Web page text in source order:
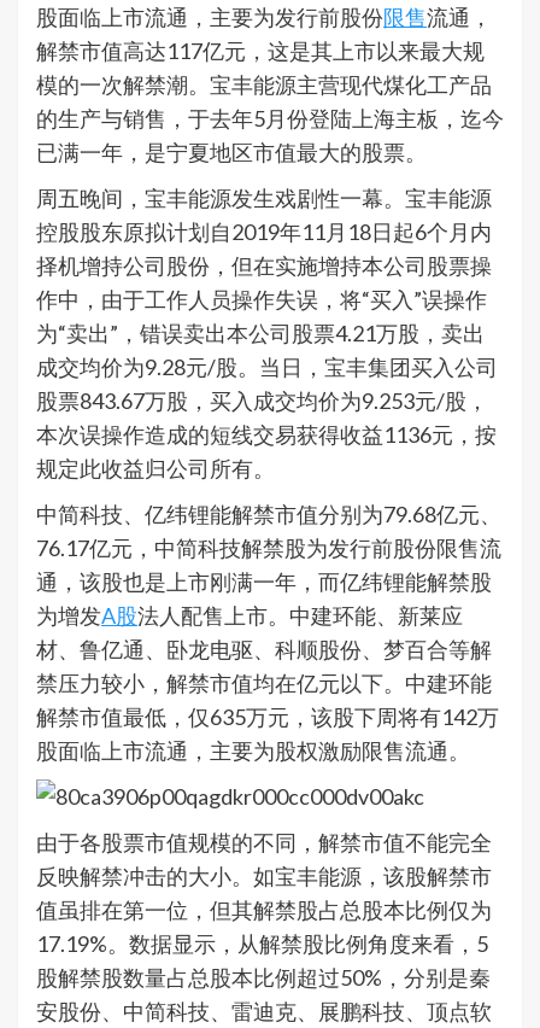
股面临上市流通，主要为发行前股份限售流通，
解禁市值高达117亿元，这是其上市以来最大规
模的一次解禁潮。宝丰能源主营现代煤化工产品
的生产与销售，于去年5月份登陆上海主板，迄今
已满一年，是宁夏地区市值最大的股票。
周五晚间，宝丰能源发生戏剧性一幕。宝丰能源
控股股东原拟计划自2019年11月18日起6个月内
择机增持公司股份，但在实施增持本公司股票操
作中，由于工作人员操作失误，将“买入”误操作
为“卖出”，错误卖出本公司股票4.21万股，卖出
成交均价为9.28元/股。当日，宝丰集团买入公司
股票843.67万股，买入成交均价为9.253元/股，
本次误操作造成的短线交易获得收益1136元，按
规定此收益归公司所有。
中简科技、亿纬锂能解禁市值分别为79.68亿元、
76.17亿元，中简科技解禁股为发行前股份限售流
通，该股也是上市刚满一年，而亿纬锂能解禁股
为增发A股法人配售上市。中建环能、新莱应
材、鲁亿通、卧龙电驱、科顺股份、梦百合等解
禁压力较小，解禁市值均在亿元以下。中建环能
解禁市值最低，仅635万元，该股下周将有142万
股面临上市流通，主要为股权激励限售流通。
由于各股票市值规模的不同，解禁市值不能完全
反映解禁冲击的大小。如宝丰能源，该股解禁市
值虽排在第一位，但其解禁股占总股本比例仅为
17.19%。数据显示，从解禁股比例角度来看，5
股解禁股数量占总股本比例超过50%，分别是秦
安股份、中简科技、雷迪克、展鹏科技、顶点软